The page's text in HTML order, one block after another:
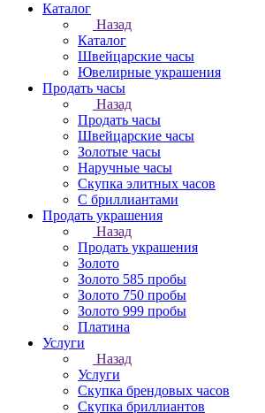
Каталог
Назад
Каталог
Швейцарские часы
Ювелирные украшения
Продать часы
Назад
Продать часы
Швейцарские часы
Золотые часы
Наручные часы
Скупка элитных часов
С бриллиантами
Продать украшения
Назад
Продать украшения
Золото
Золото 585 пробы
Золото 750 пробы
Золото 999 пробы
Платина
Услуги
Назад
Услуги
Скупка брендовых часов
Скупка бриллиантов